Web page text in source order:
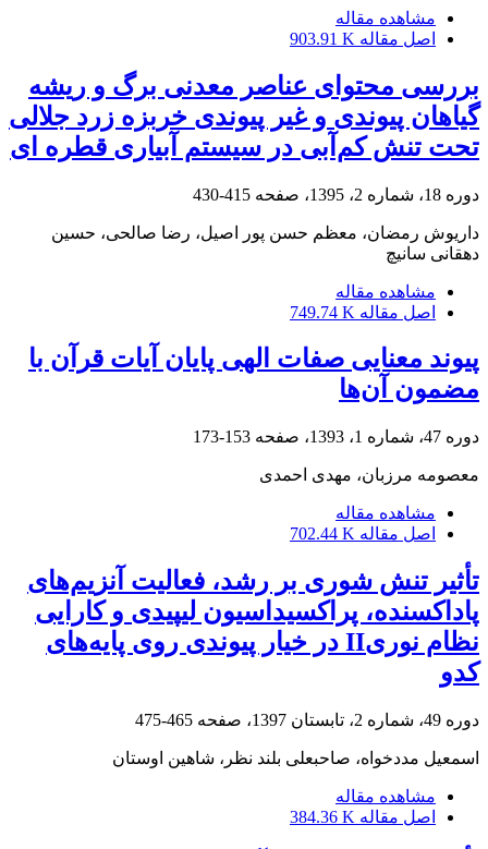
مشاهده مقاله
اصل مقاله 903.91 K
بررسی محتوای عناصر معدنی برگ و ریشه
گیاهان پیوندی و غیر پیوندی خربزه زرد جلالی
تحت تنش کم‌آبی در سیستم آبیاری قطره ای
دوره 18، شماره 2، 1395، صفحه 415-430
داریوش رمضان، معظم حسن پور اصیل، رضا صالحی، حسین
دهقانی سانیچ
مشاهده مقاله
اصل مقاله 749.74 K
پیوند معنایی صفات الهی پایان آیات قرآن با
مضمون آن‌ها
دوره 47، شماره 1، 1393، صفحه 153-173
معصومه مرزبان، مهدی احمدی
مشاهده مقاله
اصل مقاله 702.44 K
تأثیر تنش شوری بر رشد، فعالیت آنزیم‌های
پاداکسنده، پراکسیداسیون لیپیدی و کارایی
نظام نوریII در خیار پیوندی روی پایه‌های
کدو
دوره 49، شماره 2، تابستان 1397، صفحه 465-475
اسمعیل مددخواه، صاحبعلی بلند نظر، شاهین اوستان
مشاهده مقاله
اصل مقاله 384.36 K